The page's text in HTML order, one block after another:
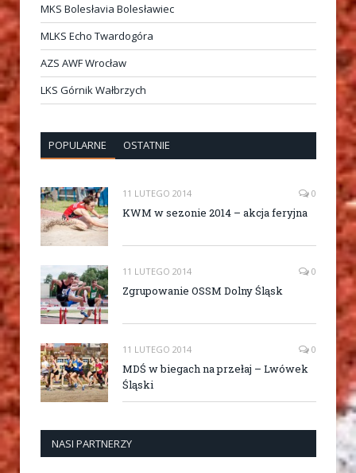
MKS Bolesłavia Bolesławiec
MLKS Echo Twardogóra
AZS AWF Wrocław
LKS Górnik Wałbrzych
POPULARNE OSTATNIE
11 LUTEGO 2014 0
KWM w sezonie 2014 – akcja feryjna
11 LUTEGO 2014 0
Zgrupowanie OSSM Dolny Śląsk
11 LUTEGO 2014 0
MDŚ w biegach na przełaj – Lwówek
Śląski
NASI PARTNERZY